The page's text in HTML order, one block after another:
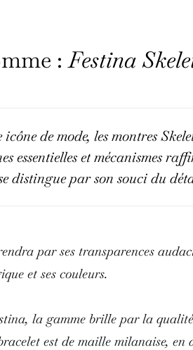
:Festina
de mode, les montres
essentielles et mécanismes
distingue par son souci du
par ses transparences
et ses couleurs.
la gamme brille par la
est de maille milanaise,